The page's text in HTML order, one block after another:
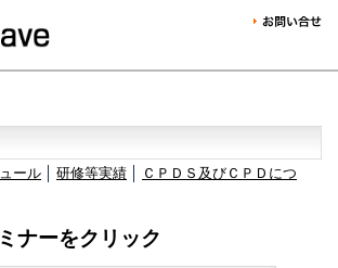
ール 研修等実績
ＣＰＤＳ及びＣＰＤにつ
ナーをクリック